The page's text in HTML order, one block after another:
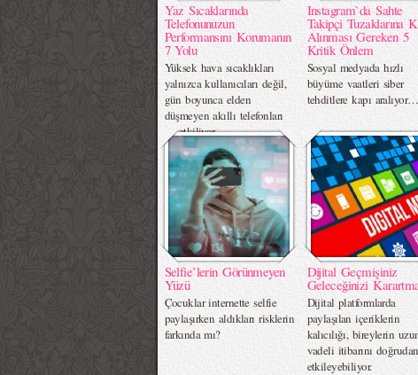
Yaz Sıcaklarında
Telefonunuzun
Performansını Korumanın
7 Yolu
Yüksek hava sıcaklıkları
yalnızca kullanıcıları değil,
gün boyunca elden
düşmeyen akıllı telefonları
da etkiliyor.
Instagram`da Sahte
Takipçi Tuzaklarına
Alınması Gereken 5
Kritik Önlem
Sosyal medyada hızlı
büyüme vaatleri siber
tehditlere kapı
Selfie’lerin Görünmeyen
Yüzü
Çocuklar internette selfie
paylaşırken aldıkları risklerin
farkında mı?
Dijital Geçmişiniz
Geleceğinizi
Dijital platformlarda
paylaşılan içeriklerin
kalıcılığı, bireylerin
vadeli itibarını doğrudan
etkileyebiliyor.